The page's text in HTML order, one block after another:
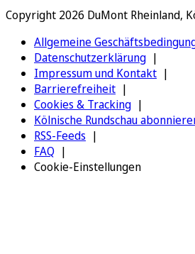
Copyright 2026 DuMont Rheinland,
Allgemeine
Datenschutzerklärung
Impressum und Kontakt
Barrierefreiheit
Cookies & Tracking
Kölnische Rundschau
RSS-Feeds
FAQ
Cookie-Einstellungen